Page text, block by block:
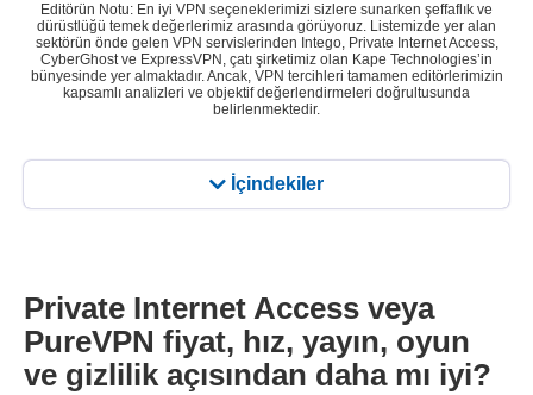
İçindekiler
Editörün Notu: En iyi VPN seçeneklerimizi sizlere sunarken şeffaflık ve
dürüstlüğü temek değerlerimiz arasında görüyoruz. Listemizde yer alan
sektörün önde gelen VPN servislerinden Intego, Private Internet Access,
CyberGhost ve ExpressVPN, çatı şirketimiz olan Kape Technologies’in
bünyesinde yer almaktadır. Ancak, VPN tercihleri tamamen editörlerimizin
kapsamlı analizleri ve objektif değerlendirmeleri doğrultusunda
belirlenmektedir.
Private Internet Access veya
PureVPN fiyat, hız, yayın, oyun
ve gizlilik açısından daha mı iyi?